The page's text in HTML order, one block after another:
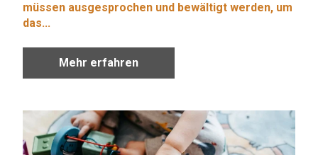
müssen ausgesprochen und bewältigt werden, um
das...
Mehr erfahren